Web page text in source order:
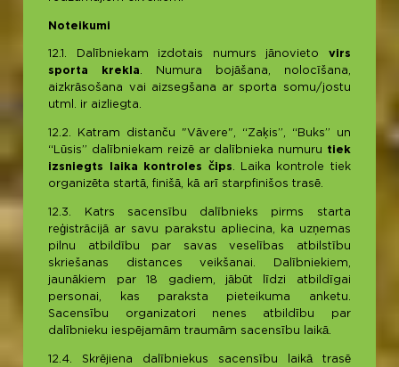
Noteikumi
12.1. Dalībniekam izdotais numurs jānovieto virs
sporta krekla. Numura bojāšana, nolocīšana,
aizkrāsošana vai aizsegšana ar sporta somu/jostu
utml. ir aizliegta.
12.2. Katram distanču "Vāvere", “Zaķis”, “Buks” un
“Lūsis” dalībniekam reizē ar dalībnieka numuru
tiek
izsniegts laika kontroles čips. Laika kontrole tiek
organizēta startā, finišā, kā arī starpfinišos trasē.
12.3. Katrs sacensību dalībnieks pirms starta
reģistrācijā ar savu parakstu apliecina, ka uzņemas
pilnu atbildību par savas veselības atbilstību
skriešanas distances veikšanai. Dalībniekiem,
jaunākiem par 18 gadiem, jābūt līdzi atbildīgai
personai, kas paraksta pieteikuma anketu.
Sacensību organizatori nenes atbildību par
dalībnieku iespējamām traumām sacensību laikā.
12.4. Skrējiena dalībniekus sacensību laikā trasē